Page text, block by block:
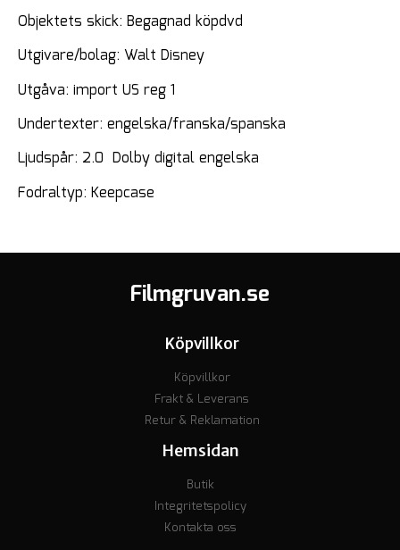
Objektets skick: Begagnad köpdvd
Utgivare/bolag: Walt Disney
Utgåva: import US reg 1
Undertexter: engelska/franska/spanska
Ljudspår: 2.0 Dolby digital engelska
Fodraltyp: Keepcase
Filmgruvan.se
Köpvillkor
Köpvillkor
Frakt & Leverans
Retur & Reklamation
Hemsidan
Butik
Integritetspolicy
Kontakta oss